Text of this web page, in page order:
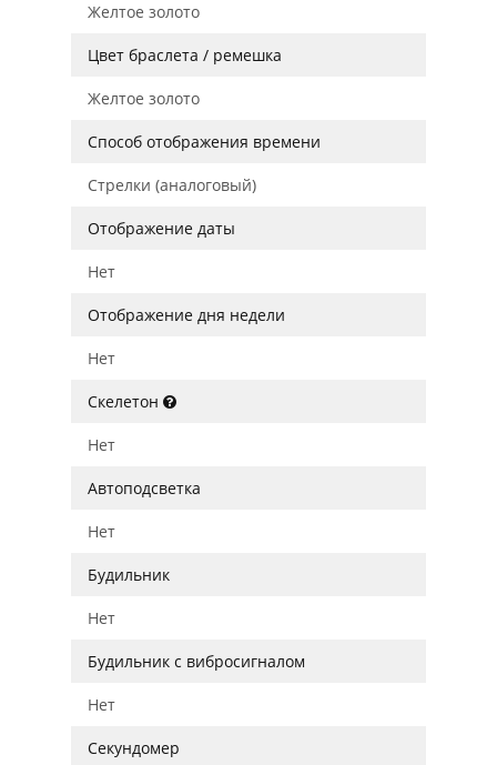
Желтое золото
Цвет браслета / ремешка
Желтое золото
Способ отображения времени
Стрелки (аналоговый)
Отображение даты
Нет
Отображение дня недели
Нет
Скелетон
Нет
Автоподсветка
Нет
Будильник
Нет
Будильник с вибросигналом
Нет
Секундомер